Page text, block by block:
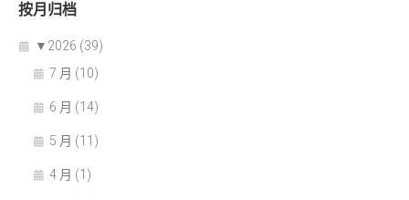
按月归档
▼ 2026 (39)
7 月 (10)
6 月 (14)
5 月 (11)
4 月 (1)